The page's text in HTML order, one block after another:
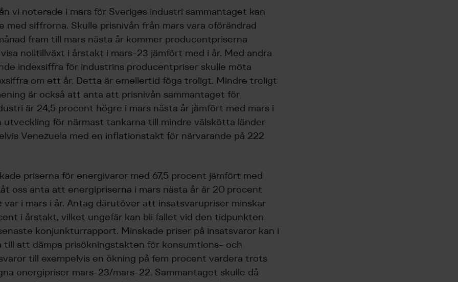
vi noterade i mars för Sveriges industri sammantaget kan
med siffrorna. Skulle prisnivån från mars vara oförändrad
fram till mars nästa år kommer producentpriserna
nolltillväxt i årstakt i mars-23 jämfört med i år. Med andra
indexsiffra för industrins producentpriser skulle möta
om ett år. Detta är emellertid föga troligt. Mindre troligt
är också att anta att prisnivån sammantaget för
är 24,5 procent högre i mars nästa år jämfört med mars i
utveckling för närmast tankarna till mindre välskötta länder
Venezuela med en inflationstakt för närvarande på 222
priserna för energivaror med 67,5 procent jämfört med
oss anta att energipriserna i mars nästa år är 20 procent
var i mars i år. Antag därutöver att insatsvarupriser minskar
i årstakt, vilket ungefär kan bli fallet vid den tidpunkten
konjunkturrapport. Minskade priser på insatsvaror kan i
till att dämpa prisökningstakten för konsumtions- och
till exempelvis en ökning på fem procent vardera trots
energipriser mars-23/mars-22. Sammantaget skulle då